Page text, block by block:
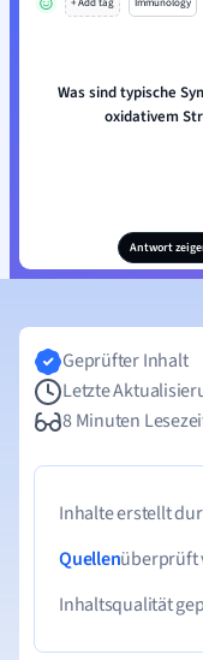
Was sind typische
oxidativem
Antwort
Geprüfter Inhalt
Letzte
8 Minuten
Inhalte erstellt
Quellenüberprüft
Inhaltsqualität